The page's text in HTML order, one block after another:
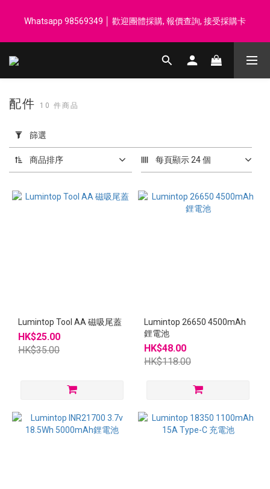
汗毛巾 韓國制 送完即止
Whatsapp 98569349 │ 歡迎團體採購, 報價查詢, 接受採購卡
登記會員享每$50回贈$1 │ 滿HK$899 送 N-rit Campack Towel 吸
用
篩
選
(0/20)
價格
配件 10 件商品
篩選
商品排序 每頁顯示 24 個
Lumintop Tool AA 磁吸尾蓋
HK$25.00
HK$35.00
Lumintop 26650 4500mAh
鋰電池
HK$48.00
HK$118.00